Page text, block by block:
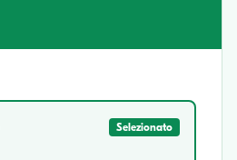
Selezionato